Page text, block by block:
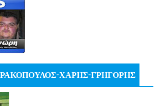
ΧΑΡΗΣ-ΓΡΗΓΟΡΗΣ